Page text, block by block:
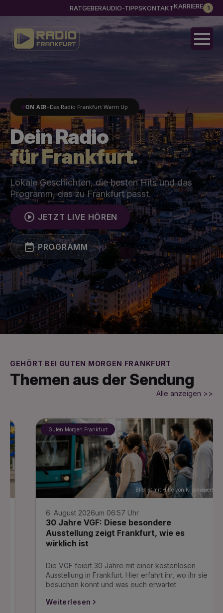
RATGEBERAUDIO-TIPPSKONTAKTKARRIERE 1
ON AIR–Das Radio Frankfurt Warm Up
Dein Radio
für Frankfurt.
Lokale Geschichten, die besten Hits und das
Programm, das zu Frankfurt passt.
JETZT LIVE HÖREN
PROGRAMM
GEHÖRT BEI GUTEN MORGEN FRANKFURT
Themen aus der Sendung
Alle anzeigen >>
Guten Morgen Frankfurt
Bild ist mit Hilfe von KI generiert
6. August 2026um 06:57 Uhr
30 Jahre VGF: Diese besondere
Ausstellung zeigt Frankfurt, wie es
wirklich ist
Die VGF feiert 30 Jahre mit einer kostenlosen
Ausstellung in Frankfurt. Hier erfahrt ihr, wo ihr sie
besuchen könnt und was euch erwartet.
Weiterlesen